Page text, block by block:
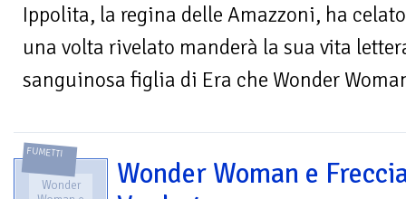
Ippolita, la regina delle Amazzoni, ha
una volta rivelato manderà la sua vita
sanguinosa figlia di Era che Wonder
FUMETTI
Wonder
Wonder Woman e